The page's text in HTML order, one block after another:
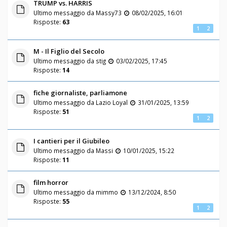
TRUMP vs. HARRIS
Ultimo messaggio da Massy73
08/02/2025, 16:01
Risposte: 63
1 2
M - Il Figlio del Secolo
Ultimo messaggio da stig
03/02/2025, 17:45
Risposte: 14
fiche giornaliste, parliamone
Ultimo messaggio da Lazio Loyal
31/01/2025, 13:59
Risposte: 51
1 2
I cantieri per il Giubileo
Ultimo messaggio da Massi
10/01/2025, 15:22
Risposte: 11
film horror
Ultimo messaggio da mimmo
13/12/2024, 8:50
Risposte: 55
1 2